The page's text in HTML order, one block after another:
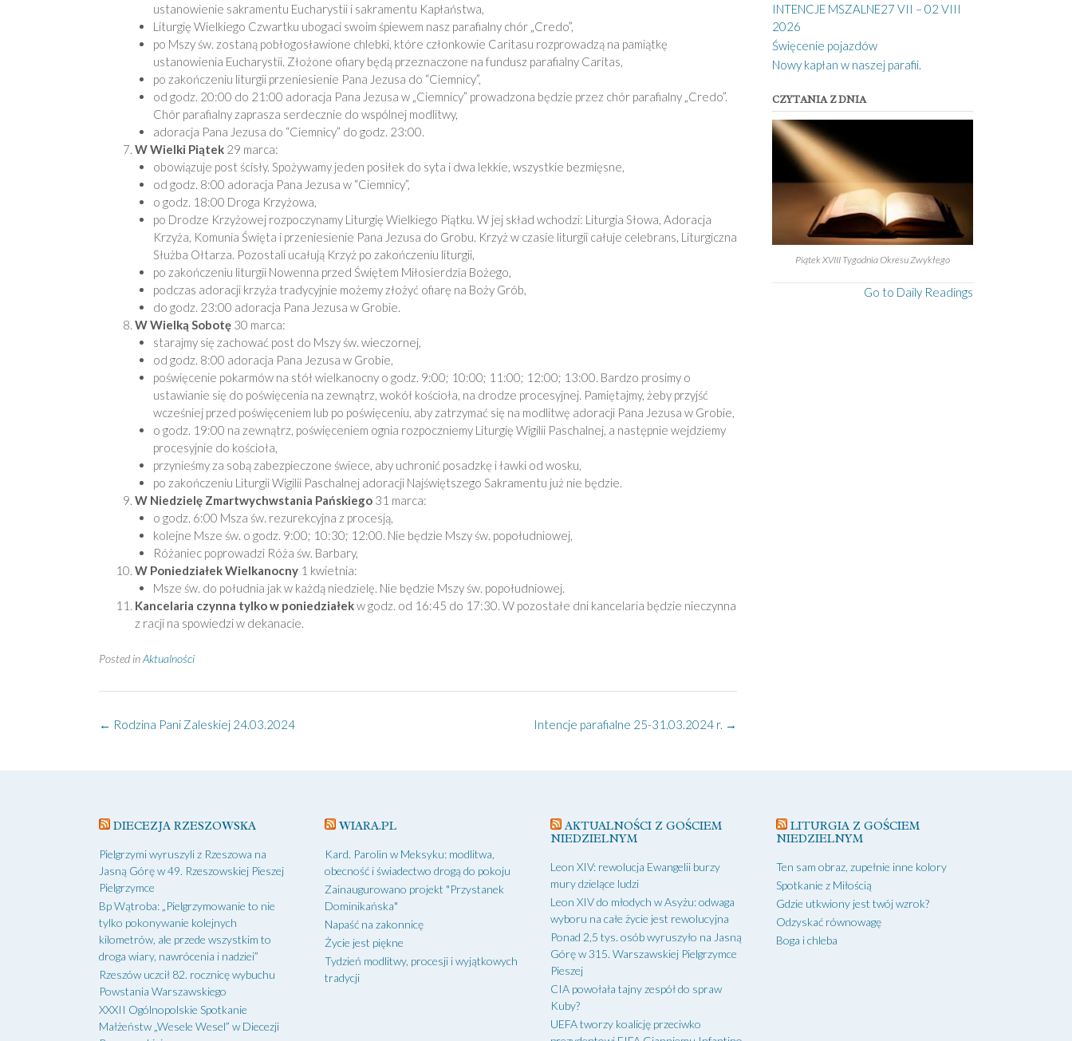
ustanowienie sakramentu Eucharystii i sakramentu Kapłaństwa,
Liturgię Wielkiego Czwartku ubogaci swoim śpiewem nasz parafialny chór „Credo”,
po Mszy św. zostaną pobłogosławione chlebki, które członkowie Caritasu rozprowadzą na pamiątkę
ustanowienia Eucharystii. Złożone ofiary będą przeznaczone na fundusz parafialny Caritas,
po zakończeniu liturgii przeniesienie Pana Jezusa do “Ciemnicy”,
od godz. 20:00 do 21:00 adoracja Pana Jezusa w „Ciemnicy” prowadzona będzie przez chór parafialny „Credo”.
Chór parafialny zaprasza serdecznie do wspólnej modlitwy,
adoracja Pana Jezusa do “Ciemnicy” do godz. 23:00.
W Wielki Piątek 29 marca:
obowiązuje post ścisły. Spożywamy jeden posiłek do syta i dwa lekkie, wszystkie bezmięsne,
od godz. 8:00 adoracja Pana Jezusa w “Ciemnicy”,
o godz. 18:00 Droga Krzyżowa,
po Drodze Krzyżowej rozpoczynamy Liturgię Wielkiego Piątku. W jej skład wchodzi: Liturgia Słowa, Adoracja
Krzyża, Komunia Święta i przeniesienie Pana Jezusa do Grobu. Krzyż w czasie liturgii całuje celebrans, Liturgiczna
Służba Ołtarza. Pozostali ucałują Krzyż po zakończeniu liturgii,
po zakończeniu liturgii Nowenna przed Świętem Miłosierdzia Bożego,
podczas adoracji krzyża tradycyjnie możemy złożyć ofiarę na Boży Grób,
do godz. 23:00 adoracja Pana Jezusa w Grobie.
W Wielką Sobotę 30 marca:
starajmy się zachować post do Mszy św. wieczornej,
od godz. 8:00 adoracja Pana Jezusa w Grobie,
poświęcenie pokarmów na stół wielkanocny o godz. 9:00; 10:00; 11:00; 12:00; 13:00. Bardzo prosimy o
ustawianie się do poświęcenia na zewnątrz, wokół kościoła, na drodze procesyjnej. Pamiętajmy, żeby przyjść
wcześniej przed poświęceniem lub po poświęceniu, aby zatrzymać się na modlitwę adoracji Pana Jezusa w Grobie,
o godz. 19:00 na zewnątrz, poświęceniem ognia rozpoczniemy Liturgię Wigilii Paschalnej, a następnie wejdziemy
procesyjnie do kościoła,
przynieśmy za sobą zabezpieczone świece, aby uchronić posadzkę i ławki od wosku,
po zakończeniu Liturgii Wigilii Paschalnej adoracji Najświętszego Sakramentu już nie będzie.
W Niedzielę Zmartwychwstania Pańskiego 31 marca:
o godz. 6:00 Msza św. rezurekcyjna z procesją,
kolejne Msze św. o godz. 9:00; 10:30; 12:00. Nie będzie Mszy św. popołudniowej,
Różaniec poprowadzi Róża św. Barbary,
W Poniedziałek Wielkanocny 1 kwietnia:
Msze św. do południa jak w każdą niedzielę. Nie będzie Mszy św. popołudniowej.
Kancelaria czynna tylko w poniedziałekw godz. od 16:45 do 17:30. W pozostałe dni kancelaria będzie nieczynna
z racji na spowiedzi w dekanacie.
Posted inAktualności
Post
Intencje parafialne 25-31.03.2024 r. →
← Rodzina Pani Zaleskiej 24.03.2024
INTENCJE MSZALNE27 VII – 02 VIII
2026
Święcenie pojazdów
Nowy kapłan w naszej parafii.
CZYTANIA Z DNIA
Piątek XVIII Tygodnia Okresu Zwykłego
Go to Daily Readings
DIECEZJA RZESZOWSKA
Pielgrzymi wyruszyli z Rzeszowa na
Jasną Górę w 49. Rzeszowskiej Pieszej
Pielgrzymce
Bp Wątroba: „Pielgrzymowanie to nie
tylko pokonywanie kolejnych
kilometrów, ale przede wszystkim to
droga wiary, nawrócenia i nadziei”
Rzeszów uczcił 82. rocznicę wybuchu
Powstania Warszawskiego
XXXII Ogólnopolskie Spotkanie
Małżeństw „Wesele Wesel” w Diecezji
WIARA.PL
Kard. Parolin w Meksyku: modlitwa,
obecność i świadectwo drogą do pokoju
Zainaugurowano projekt "Przystanek
Dominikańska"
Napaść na zakonnicę
Życie jest piękne
Tydzień modlitwy, procesji i wyjątkowych
tradycji
AKTUALNOŚCI Z GOŚCIEM
NIEDZIELNYM
Leon XIV: rewolucja Ewangelii burzy
mury dzielące ludzi
Leon XIV do młodych w Asyżu: odwaga
wyboru na całe życie jest rewolucyjna
Ponad 2,5 tys. osób wyruszyło na Jasną
Górę w 315. Warszawskiej Pielgrzymce
Pieszej
CIA powołała tajny zespół do spraw
Kuby?
UEFA tworzy koalicję przeciwko
LITURGIA Z GOŚCIEM
NIEDZIELNYM
Ten sam obraz, zupełnie inne kolory
Spotkanie z Miłością
Gdzie utkwiony jest twój wzrok?
Odzyskać równowagę
Boga i chleba